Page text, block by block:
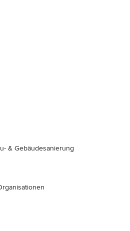
& Gebäudesanierung